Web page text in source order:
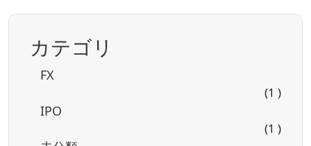
カテゴリ
FX
(1 )
IPO
(1 )